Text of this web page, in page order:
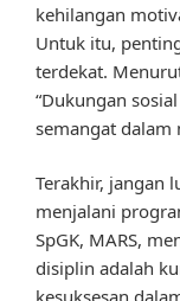
kehilangan
Untuk itu,
terdekat.
“Dukungan
semangat dalam
Terakhir, jangan
menjalani
SpGK, MARS,
disiplin adalah